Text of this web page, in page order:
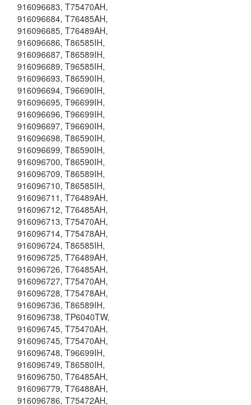
916096683, T75470AH,
916096684, T76485AH,
916096685, T76489AH,
916096686, T86585IH,
916096687, T86589IH,
916096689, T96585IH,
916096693, T86590IH,
916096694, T96690IH,
916096695, T96699IH,
916096696, T96699IH,
916096697, T96690IH,
916096698, T86590IH,
916096699, T86590IH,
916096700, T86590IH,
916096709, T86589IH,
916096710, T86585IH,
916096711, T76489AH,
916096712, T76485AH,
916096713, T75470AH,
916096714, T75478AH,
916096724, T86585IH,
916096725, T76489AH,
916096726, T76485AH,
916096727, T75470AH,
916096728, T75478AH,
916096736, T86589IH,
916096738, TP6040TW,
916096745, T75470AH,
916096745, T75470AH,
916096748, T96699IH,
916096749, T86580IH,
916096750, T76485AH,
916096779, T76488AH,
916096786, T75472AH,